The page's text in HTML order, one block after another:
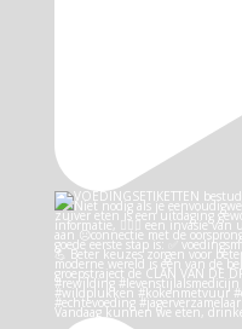
Vandaag kunnen we eten,